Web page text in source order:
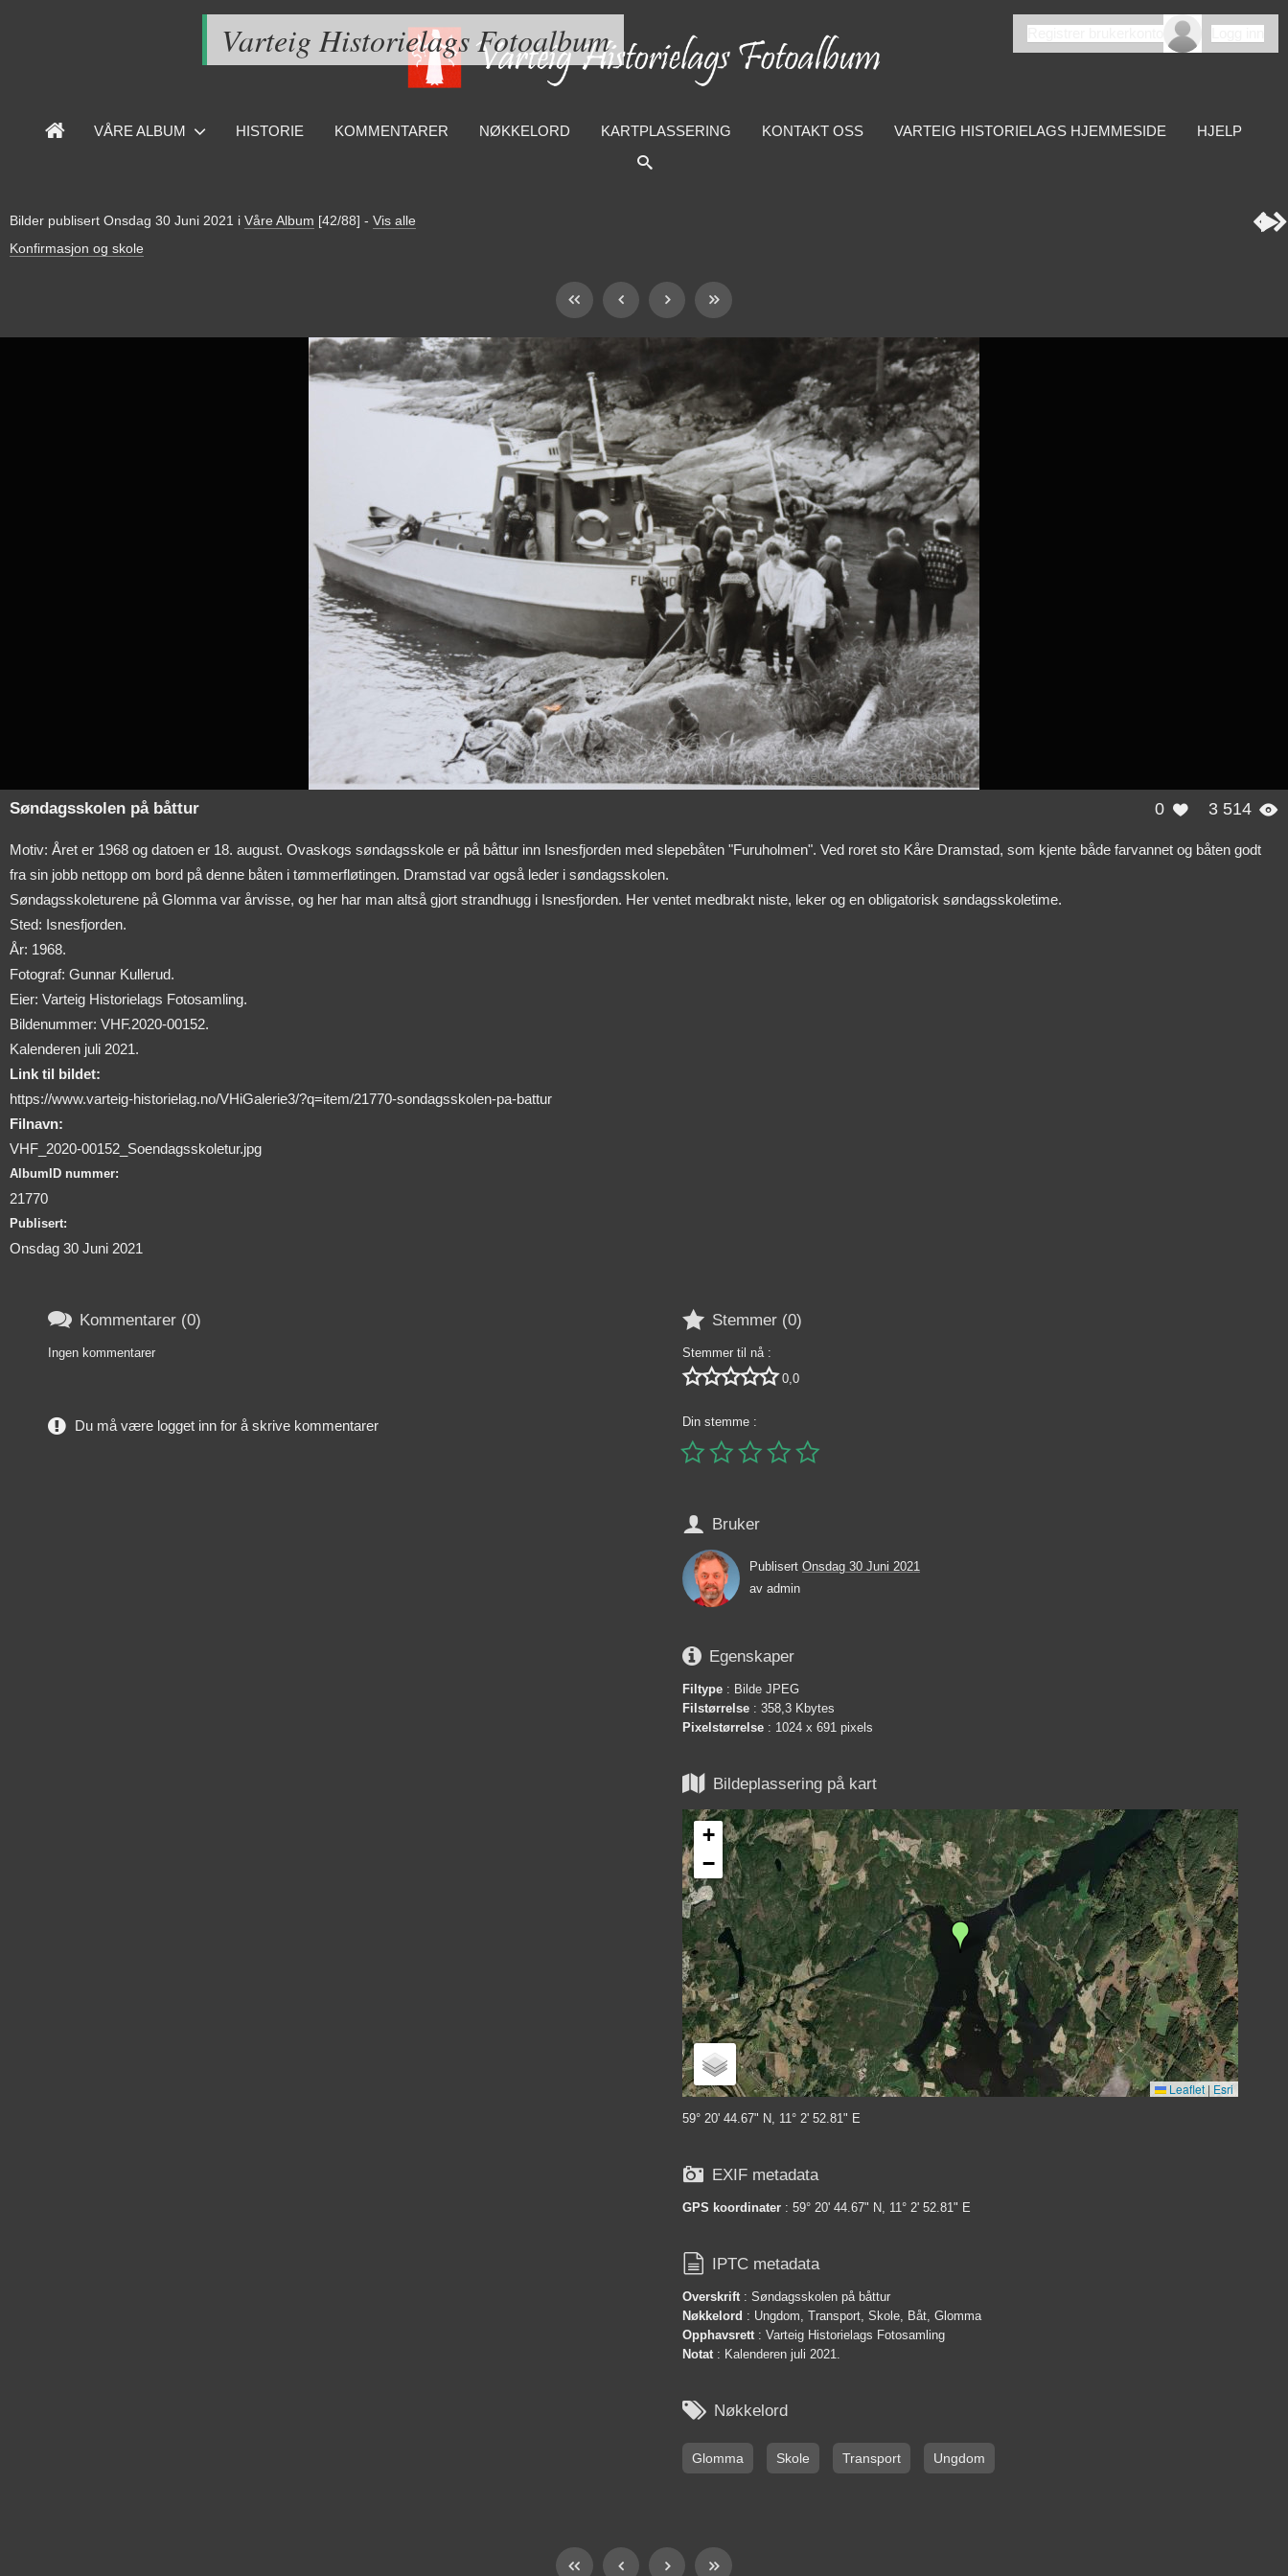
Varteig Historielags Fotoalbum
VÅRE ALBUM HISTORIE KOMMENTARER NØKKELORD KARTPLASSERING KONTAKT OSS VARTEIG HISTORIELAGS HJEMMESIDE HJELP
Bilder publisert Onsdag 30 Juni 2021 i Våre Album [42/88] - Vis alle
Konfirmasjon og skole

0  3 514 
Søndagsskolen på båttur
Motiv: Året er 1968 og datoen er 18. august. Ovaskogs søndagsskole er på båttur inn Isnesfjorden med slepebåten "Furuholmen". Ved roret sto Kåre Dramstad, som kjente både farvannet og båten godt
fra sin jobb nettopp om bord på denne båten i tømmerfløtingen. Dramstad var også leder i søndagsskolen.
Søndagsskoleturene på Glomma var årvisse, og her har man altså gjort strandhugg i Isnesfjorden. Her ventet medbrakt niste, leker og en obligatorisk søndagsskoletime.
Sted: Isnesfjorden.
År: 1968.
Fotograf: Gunnar Kullerud.
Eier: Varteig Historielags Fotosamling.
Bildenummer: VHF.2020-00152.
Kalenderen juli 2021.
Link til bildet:
https://www.varteig-historielag.no/VHiGalerie3/?q=item/21770-sondagsskolen-pa-battur
Filnavn:
VHF_2020-00152_Soendagsskoletur.jpg
AlbumID nummer:
21770
Publisert:
Onsdag 30 Juni 2021
 Stemmer (0)
Stemmer til nå :
 0,0
Din stemme :

 Bruker
Publisert Onsdag 30 Juni 2021
av admin
 Egenskaper
Filtype : Bilde JPEG
Filstørrelse : 358,3 Kbytes
Pixelstørrelse : 1024 x 691 pixels
 Bildeplassering på kart
+
−
Leaflet | Esri
59° 20' 44.67" N, 11° 2' 52.81" E
 EXIF metadata
GPS koordinater : 59° 20' 44.67" N, 11° 2' 52.81" E
 IPTC metadata
Overskrift: Søndagsskolen på båttur
Nøkkelord : Ungdom, Transport, Skole, Båt, Glomma
Opphavsrett: Varteig Historielags Fotosamling
Notat: Kalenderen juli 2021.
 Nøkkelord
Glomma Skole Transport Ungdom
 Kommentarer (0)
Ingen kommentarer
Du må være logget inn for å skrive kommentarer